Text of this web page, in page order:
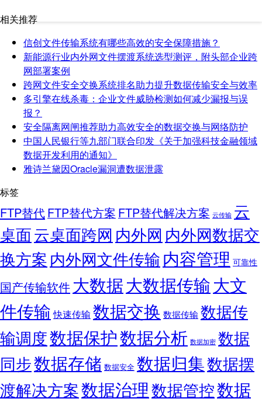
相关推荐
信创文件传输系统有哪些高效的安全保障措施？
新能源行业内外网文件摆渡系统选型测评，附头部企业跨
网部署案例
跨网文件安全交换系统排名助力提升数据传输安全与效率
多引擎在线杀毒：企业文件威胁检测如何减少漏报与误
报？
安全隔离网闸推荐助力高效安全的数据交换与网络防护
中国人民银行等九部门联合印发《关于加强科技金融领域
数据开发利用的通知》
雅诗兰黛因Oracle漏洞遭数据泄露
标签
FTP替代FTP替代方案 FTP替代解决方案 云传输 云
桌面云桌面跨网 内外网 内外网数据交
换方案内外网文件传输内容管理 可靠性
国产传输软件 大数据大数据传输大文
件传输 快速传输 数据交换 数据传输数据传
输调度数据保护数据分析 数据加密 数据
同步数据存储 数据安全 数据归集数据摆
渡解决方案数据治理数据管控数据